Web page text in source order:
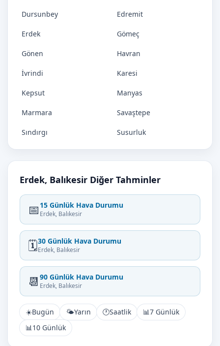
Dursunbey Edremit
Erdek Gömeç
Gönen Havran
İvrindi Karesi
Kepsut Manyas
Marmara Savaştepe
Sındırgı Susurluk
Erdek, Balıkesir Diğer Tahminler
📅 15 Günlük Hava Durumu
Erdek, Balıkesir
🗓️30 Günlük Hava Durumu
Erdek, Balıkesir
📆 90 Günlük Hava Durumu
Erdek, Balıkesir
☀️Bugün 🌤️Yarın 🕐Saatlik 📊7 Günlük
📊10 Günlük